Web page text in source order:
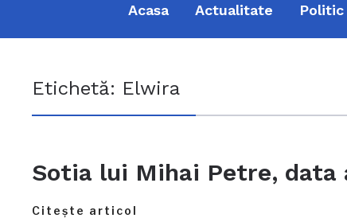
Acasa Actualitate Politic
Etichetă: Elwira
Sotia lui Mihai Petre, data
Citește articol